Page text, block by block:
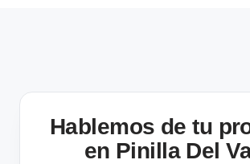
Hablemos de tu
en Pinilla Del